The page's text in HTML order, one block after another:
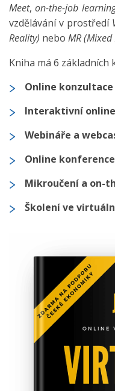
Meet,on-the-job
vzdělávání v prostředí
Reality) nebo MR (Mixed
Kniha má 6 základních
Online
Interaktivní
Webináře a
Online
Mikroučení a on-
Školení ve